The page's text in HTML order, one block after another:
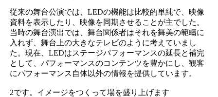
従来の舞台公演では、LEDの機能は比較的単純で、映像
資料を表示したり、映像を同期させることが主でした。
当時の舞台演出では、舞台関係者はそれを舞美の範疇に
入れず、舞台上の大きなテレビのように考えていまし
た。現在、LEDはステージパフォーマンスの延長と補完
として、パフォーマンスのコンテンツを豊かにし、観客
にパフォーマンス自体以外の情報を提供しています。
2です。イメージをつくって場を盛り上げます